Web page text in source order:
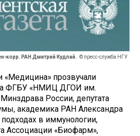
корр. РАН Дмитрий Кудлай. © пресс-служба НГУ
прозвучали
ФГБУ «НМИЦ ДГОИ им.
России, депутата
академика РАН Александра
в иммунологии,
Ассоциации «Биофарм»,